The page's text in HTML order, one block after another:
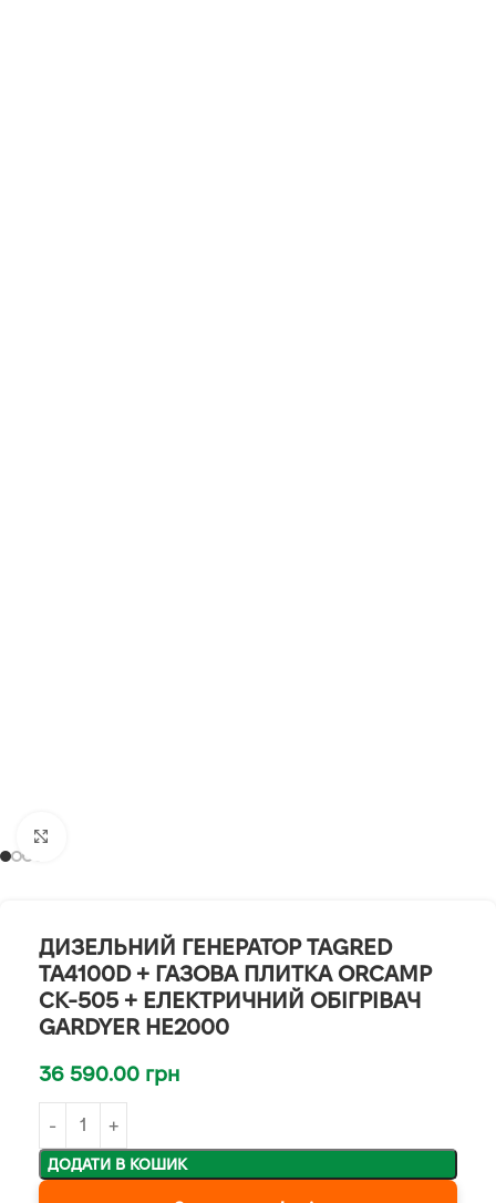
ДИЗЕЛЬНИЙ ГЕНЕРАТОР TAGRED
TA4100D + ГАЗОВА ПЛИТКА ORCAMP
CK-505 + ЕЛЕКТРИЧНИЙ ОБІГРІВАЧ
GARDYER HE2000
36 590.00 грн
ДОДАТИ В КОШИК